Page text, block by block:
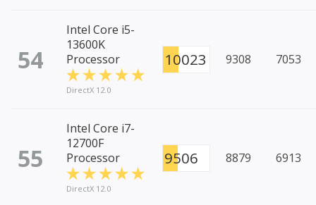
54
Intel Core i5-
13600K
Processor
DirectX 12.0
10023 9308 7053
55
Intel Core i7-
12700F
Processor
DirectX 12.0
9506 8879 6913